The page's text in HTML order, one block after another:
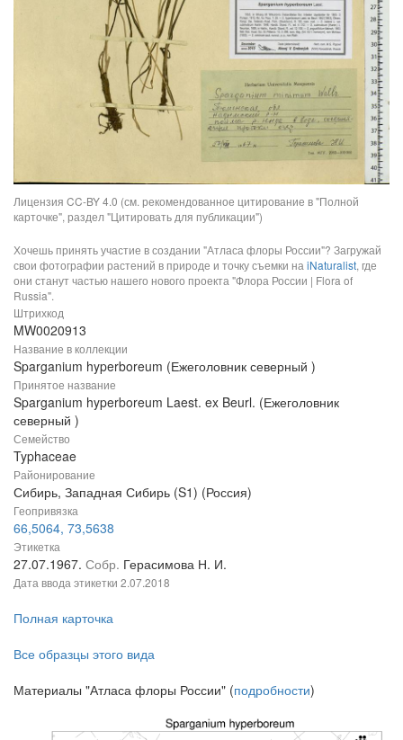
Лицензия CC-BY 4.0 (см. рекомендованное цитирование в "Полной
карточке", раздел "Цитировать для публикации")
Хочешь принять участие в создании "Атласа флоры России"? Загружай
свои фотографии растений в природе и точку съемки на iNaturalist, где
они станут частью нашего нового проекта "Флора России | Flora of
Russia".
Штрихкод
MW0020913
Название в коллекции
Sparganium hyperboreum (Ежеголовник северный )
Принятое название
Sparganium hyperboreum Laest. ex Beurl. (Ежеголовник
северный )
Семейство
Typhaceae
Районирование
Сибирь, Западная Сибирь (S1) (Россия)
Геопривязка
66,5064, 73,5638
Этикетка
27.07.1967. Собр. Герасимова Н. И.
Дата ввода этикетки 2.07.2018
Полная карточка
Все образцы этого вида
Материалы "Атласа флоры России" (подробности)